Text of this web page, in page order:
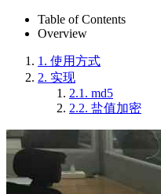
Table of Contents
Overview
1. 使用方式
2. 实现
2.1. md5
2.2. 盐值加密